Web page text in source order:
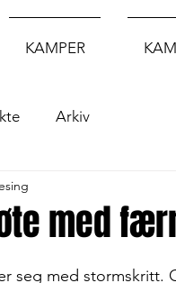
KAMPER
Arkiv
med
seg med stormskritt.